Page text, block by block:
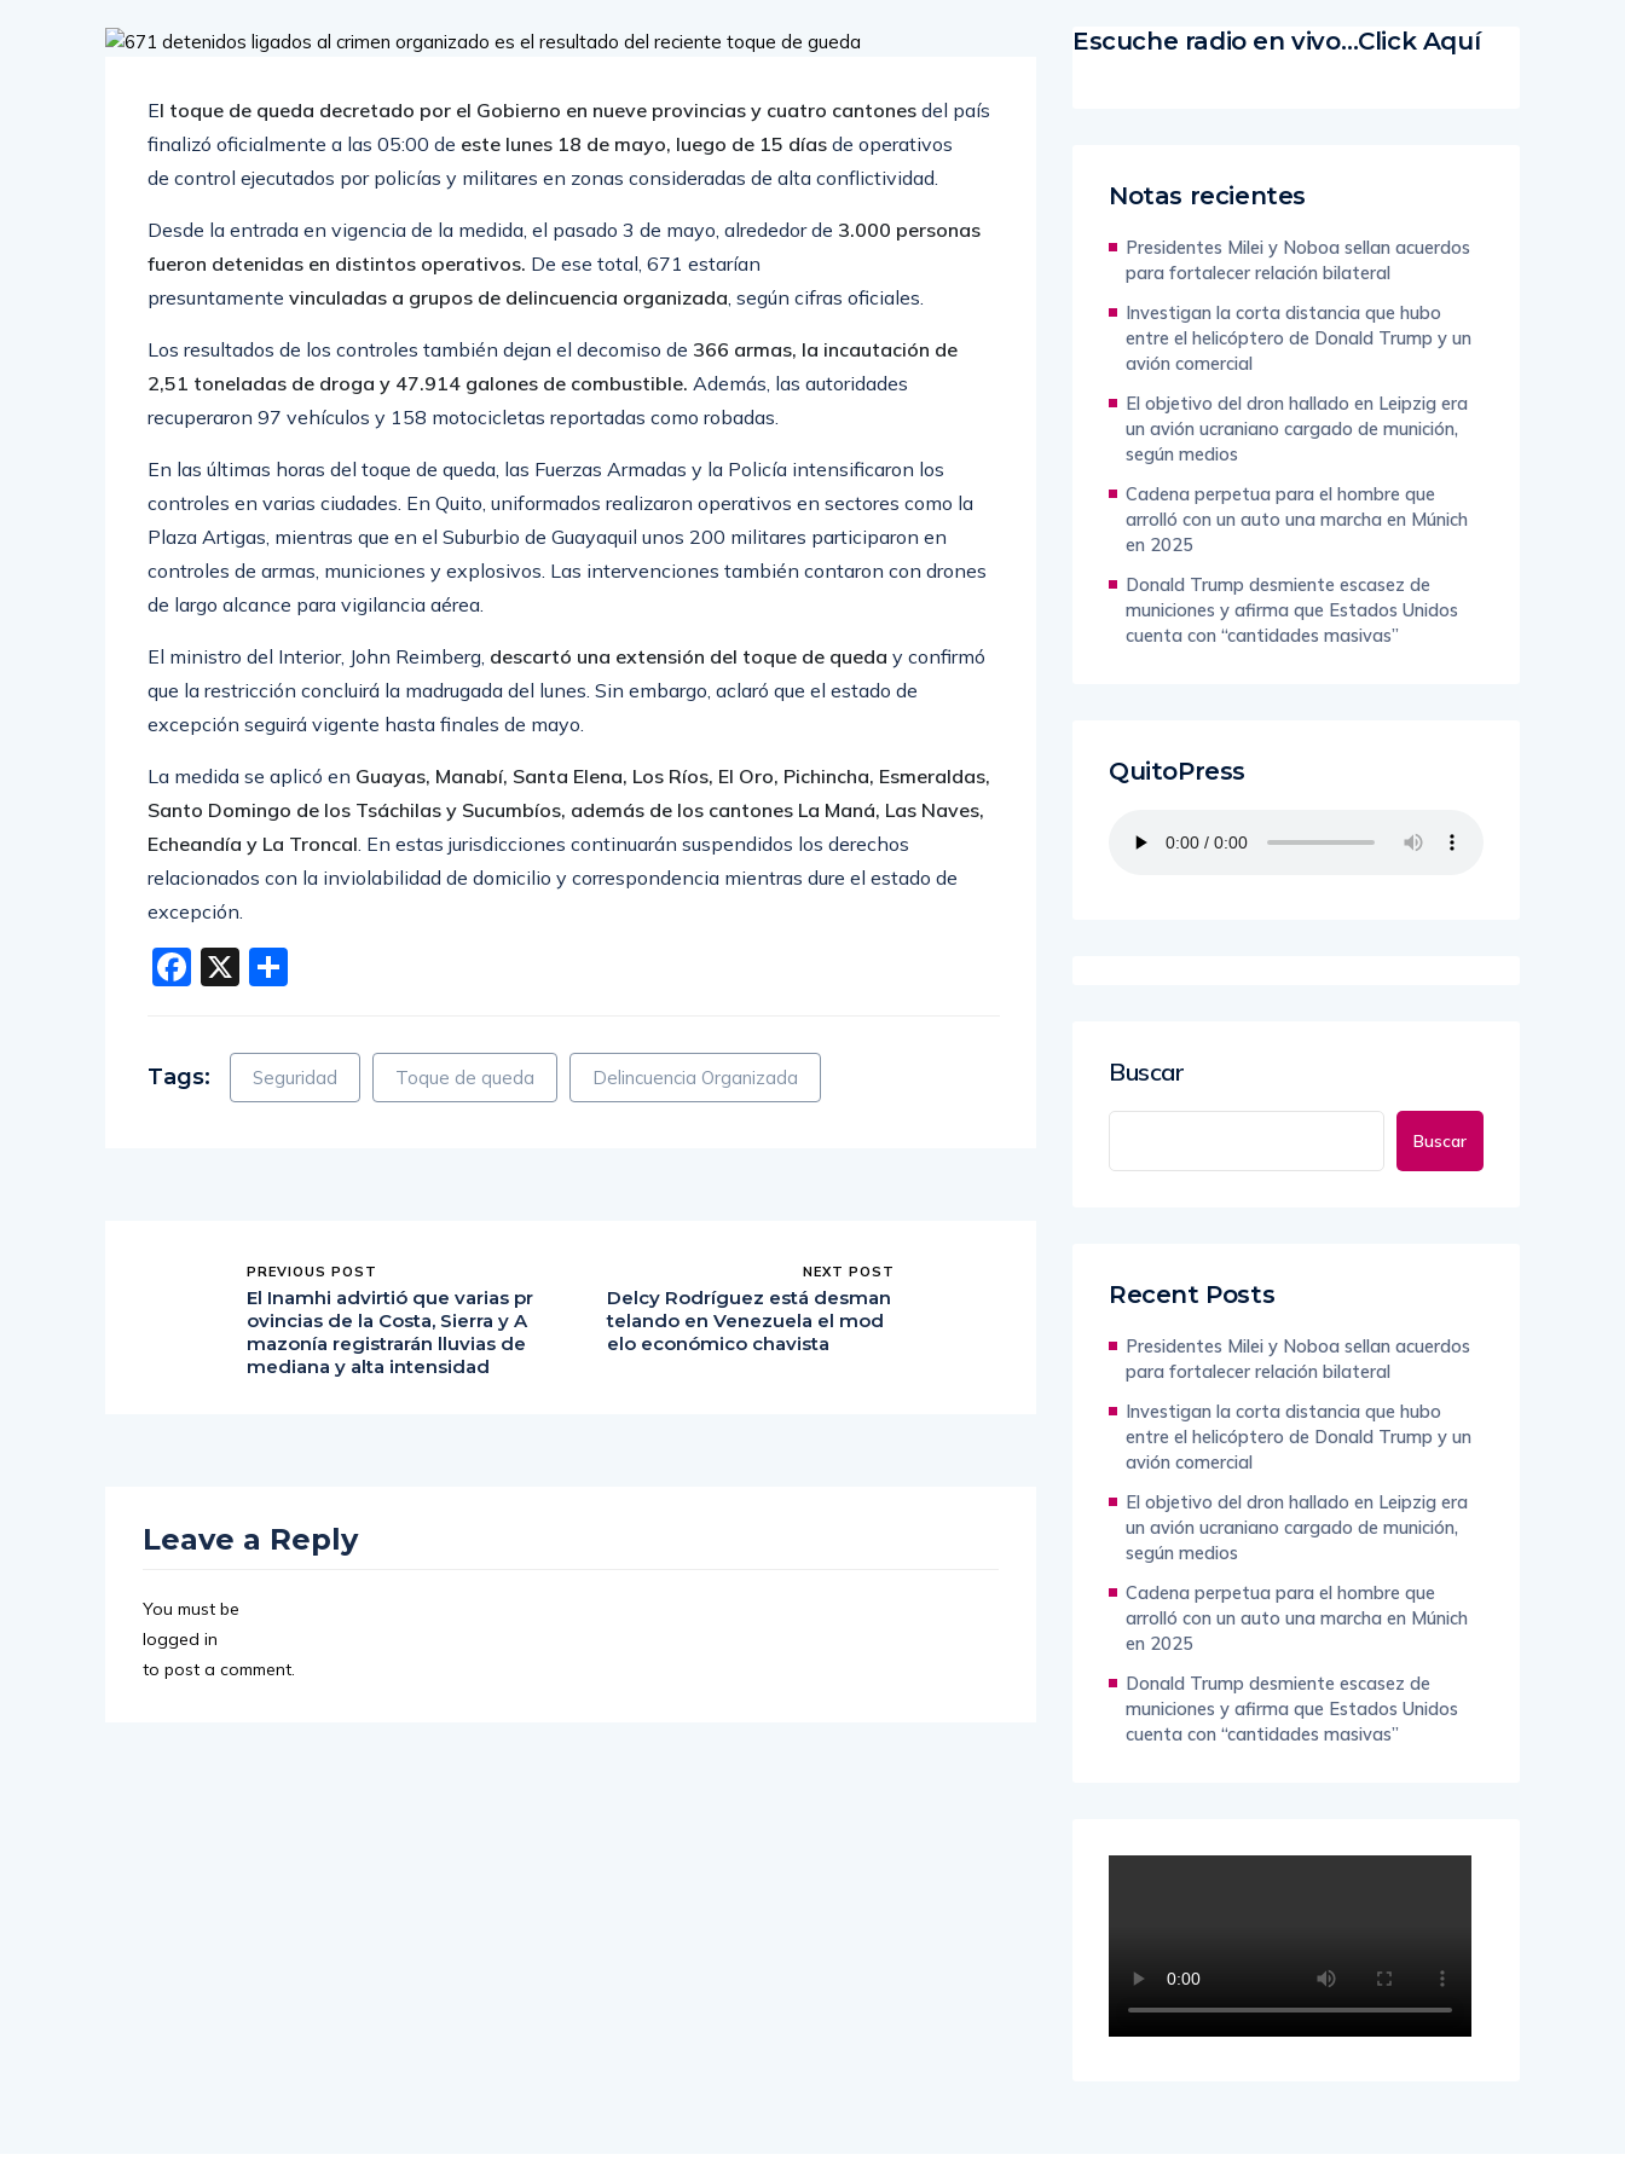
El toque de queda decretado por el Gobierno en nueve provincias y cuatro cantones del país
finalizó oficialmente a las 05:00 de este lunes 18 de mayo, luego de 15 días de operativos
de control ejecutados por policías y militares en zonas consideradas de alta conflictividad.
Desde la entrada en vigencia de la medida, el pasado 3 de mayo, alrededor de 3.000 personas
fueron detenidas en distintos operativos. De ese total, 671 estarían
presuntamente vinculadas a grupos de delincuencia organizada, según cifras oficiales.
Los resultados de los controles también dejan el decomiso de 366 armas, la incautación de
2,51 toneladas de droga y 47.914 galones de combustible. Además, las autoridades
recuperaron 97 vehículos y 158 motocicletas reportadas como robadas.
En las últimas horas del toque de queda, las Fuerzas Armadas y la Policía intensificaron los
controles en varias ciudades. En Quito, uniformados realizaron operativos en sectores como la
Plaza Artigas, mientras que en el Suburbio de Guayaquil unos 200 militares participaron en
controles de armas, municiones y explosivos. Las intervenciones también contaron con drones
de largo alcance para vigilancia aérea.
El ministro del Interior, John Reimberg, descartó una extensión del toque de queda y confirmó
que la restricción concluirá la madrugada del lunes. Sin embargo, aclaró que el estado de
excepción seguirá vigente hasta finales de mayo.
La medida se aplicó en Guayas, Manabí, Santa Elena, Los Ríos, El Oro, Pichincha, Esmeraldas,
Santo Domingo de los Tsáchilas y Sucumbíos, además de los cantones La Maná, Las Naves,
Echeandía y La Troncal. En estas jurisdicciones continuarán suspendidos los derechos
relacionados con la inviolabilidad de domicilio y correspondencia mientras dure el estado de
excepción.
Facebook
X
Tags: Seguridad Toque de queda Delincuencia Organizada
PREVIOUS POST
El Inamhi advirtió que varias pr
ovincias de la Costa, Sierra y A
mazonía registrarán lluvias de
mediana y alta intensidad
NEXT POST
Delcy Rodríguez está desman
telando en Venezuela el mod
elo económico chavista
Leave a Reply
You must be
logged in
to post a comment.
Escuche radio en vivo…Click Aquí
Notas recientes
Presidentes Milei y Noboa sellan acuerdos
para fortalecer relación bilateral
Investigan la corta distancia que hubo
entre el helicóptero de Donald Trump y un
avión comercial
El objetivo del dron hallado en Leipzig era
un avión ucraniano cargado de munición,
según medios
Cadena perpetua para el hombre que
arrolló con un auto una marcha en Múnich
en 2025
Donald Trump desmiente escasez de
municiones y afirma que Estados Unidos
cuenta con “cantidades masivas”
QuitoPress
Buscar
Buscar
Recent Posts
Presidentes Milei y Noboa sellan acuerdos
para fortalecer relación bilateral
Investigan la corta distancia que hubo
entre el helicóptero de Donald Trump y un
avión comercial
El objetivo del dron hallado en Leipzig era
un avión ucraniano cargado de munición,
según medios
Cadena perpetua para el hombre que
arrolló con un auto una marcha en Múnich
en 2025
Donald Trump desmiente escasez de
municiones y afirma que Estados Unidos
cuenta con “cantidades masivas”